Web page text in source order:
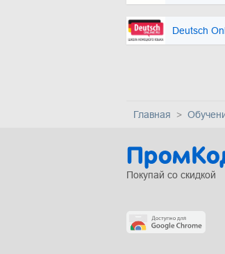
Deutsch
Главная
Покупай со скидкой